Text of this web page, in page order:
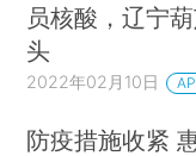
员核酸，辽宁
头
2022年02月10日
防疫措施收紧